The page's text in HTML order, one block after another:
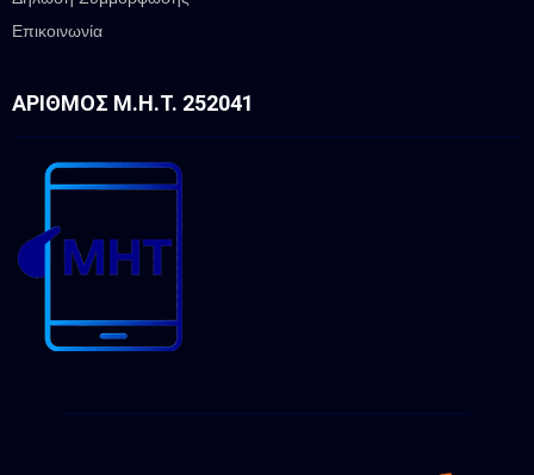
Επικοινωνία
ΑΡΙΘΜΌΣ Μ.Η.Τ. 252041